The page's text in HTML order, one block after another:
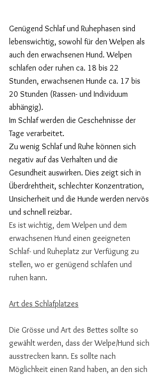
Genügend Schlaf und Ruhephasen sind
lebenswichtig, sowohl für den Welpen als
auch den erwachsenen Hund. Welpen
schlafen oder ruhen ca. 18 bis 22
Stunden, erwachsenen Hunde ca. 17 bis
20 Stunden (Rassen- und Individuum
abhängig).
Im Schlaf werden die Geschehnisse der
Tage verarbeitet.
Zu wenig Schlaf und Ruhe können sich
negativ auf das Verhalten und die
Gesundheit auswirken. Dies zeigt sich in
Überdrehtheit, schlechter Konzentration,
Unsicherheit und die Hunde werden nervös
und schnell reizbar.
Es ist wichtig, dem Welpen und dem
erwachsenen Hund einen geeigneten
Schlaf- und Ruheplatz zur Verfügung zu
stellen, wo er genügend schlafen und
ruhen kann.
Art des Schlafplatzes
Die Grösse und Art des Bettes sollte so
gewählt werden, dass der Welpe/Hund sich
ausstrecken kann. Es sollte nach
Möglichkeit einen Rand haben, an den sich